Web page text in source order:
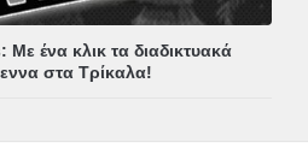
ένα κλικ τα διαδικτυακά
στα Τρίκαλα!